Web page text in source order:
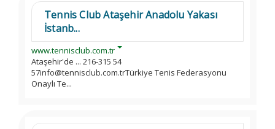
Tennis Club Ataşehir Anadolu Yakası
İstanb...
www.tennisclub.com.tr
Ataşehir'de ... 216-315 54
57info@tennisclub.com.trTürkiye Tenis Federasyonu
Onaylı Te...